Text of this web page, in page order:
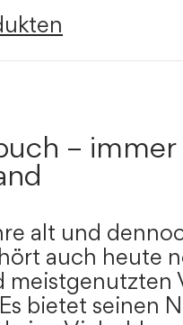
–
alt und
auch heute
meistgenutzten
bietet seinen